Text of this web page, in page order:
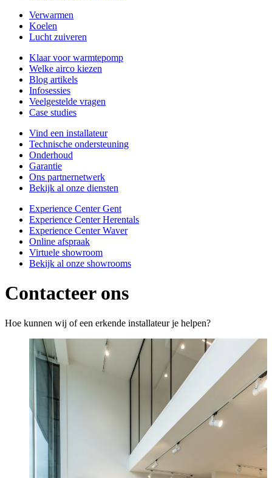
Verwarmen
Koelen
Lucht zuiveren
Klaar voor warmtepomp
Welke airco kiezen
Blog artikels
Infosessies
Veelgestelde vragen
Case studies
Vind een installateur
Technische ondersteuning
Onderhoud
Garantie
Ons partnernetwerk
Bekijk al onze diensten
Experience Center Gent
Experience Center Herentals
Experience Center Waver
Online afspraak
Virtuele showroom
Bekijk al onze showrooms
Contacteer ons
Hoe kunnen wij of een erkende installateur je helpen?